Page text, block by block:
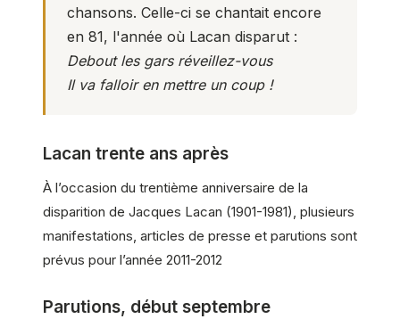
chansons. Celle-ci se chantait encore
en 81, l'année où Lacan disparut :
Debout les gars réveillez-vous
Il va falloir en mettre un coup !
Lacan trente ans après
À l’occasion du trentième anniversaire de la
disparition de Jacques Lacan (1901-1981), plusieurs
manifestations, articles de presse et parutions sont
prévus pour l’année 2011-2012
Parutions, début septembre